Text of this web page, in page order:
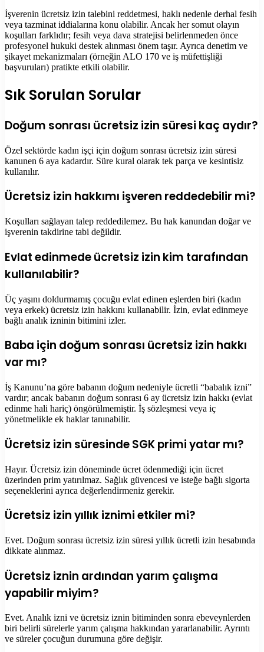
İşverenin ücretsiz izin talebini reddetmesi, haklı nedenle derhal fesih
veya tazminat iddialarına konu olabilir. Ancak her somut olayın
koşulları farklıdır; fesih veya dava stratejisi belirlenmeden önce
profesyonel hukuki destek alınması önem taşır. Ayrıca denetim ve
şikayet mekanizmaları (örneğin ALO 170 ve iş müfettişliği
başvuruları) pratikte etkili olabilir.
Sık Sorulan Sorular
Doğum sonrası ücretsiz izin süresi kaç aydır?
Özel sektörde kadın işçi için doğum sonrası ücretsiz izin süresi
kanunen 6 aya kadardır. Süre kural olarak tek parça ve kesintisiz
kullanılır.
Ücretsiz izin hakkımı işveren reddedebilir mi?
Koşulları sağlayan talep reddedilemez. Bu hak kanundan doğar ve
işverenin takdirine tabi değildir.
Evlat edinmede ücretsiz izin kim tarafından
kullanılabilir?
Üç yaşını doldurmamış çocuğu evlat edinen eşlerden biri (kadın
veya erkek) ücretsiz izin hakkını kullanabilir. İzin, evlat edinmeye
bağlı analık izninin bitimini izler.
Baba için doğum sonrası ücretsiz izin hakkı
var mı?
İş Kanunu’na göre babanın doğum nedeniyle ücretli “babalık izni”
vardır; ancak babanın doğum sonrası 6 ay ücretsiz izin hakkı (evlat
edinme hali hariç) öngörülmemiştir. İş sözleşmesi veya iç
yönetmelikle ek haklar tanınabilir.
Ücretsiz izin süresinde SGK primi yatar mı?
Hayır. Ücretsiz izin döneminde ücret ödenmediği için ücret
üzerinden prim yatırılmaz. Sağlık güvencesi ve isteğe bağlı sigorta
seçeneklerini ayrıca değerlendirmeniz gerekir.
Ücretsiz izin yıllık iznimi etkiler mi?
Evet. Doğum sonrası ücretsiz izin süresi yıllık ücretli izin hesabında
dikkate alınmaz.
Ücretsiz iznin ardından yarım çalışma
yapabilir miyim?
Evet. Analık izni ve ücretsiz iznin bitiminden sonra ebeveynlerden
biri belirli sürelerle yarım çalışma hakkından yararlanabilir. Ayrıntı
ve süreler çocuğun durumuna göre değişir.